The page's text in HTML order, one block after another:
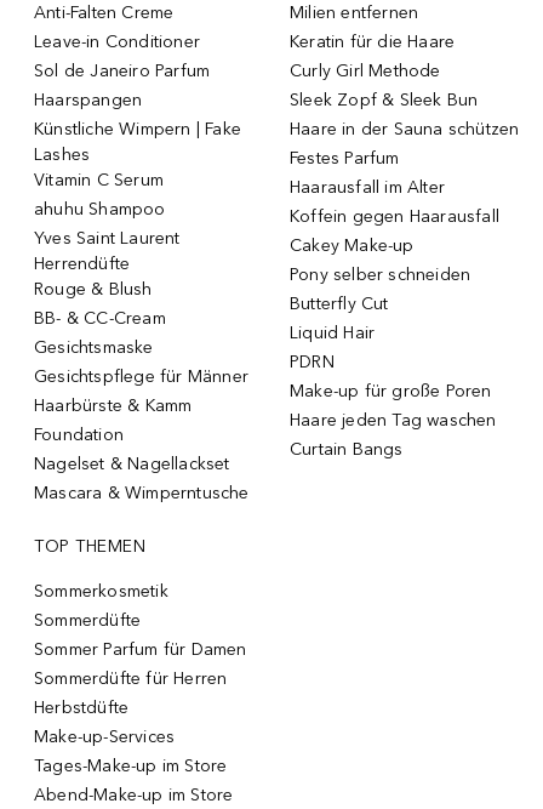
Anti-Falten Creme
Leave-in Conditioner
Sol de Janeiro Parfum
Haarspangen
Künstliche Wimpern | Fake
Lashes
Vitamin C Serum
ahuhu Shampoo
Yves Saint Laurent
Herrendüfte
Rouge & Blush
BB- & CC-Cream
Gesichtsmaske
Gesichtspflege für Männer
Haarbürste & Kamm
Foundation
Nagelset & Nagellackset
Mascara & Wimperntusche
Milien entfernen
Keratin für die Haare
Curly Girl Methode
Sleek Zopf & Sleek Bun
Haare in der Sauna schützen
Festes Parfum
Haarausfall im Alter
Koffein gegen Haarausfall
Cakey Make-up
Pony selber schneiden
Butterfly Cut
Liquid Hair
PDRN
Make-up für große Poren
Haare jeden Tag waschen
Curtain Bangs
TOP THEMEN
Sommerkosmetik
Sommerdüfte
Sommer Parfum für Damen
Sommerdüfte für Herren
Herbstdüfte
Make-up-Services
Tages-Make-up im Store
Abend-Make-up im Store